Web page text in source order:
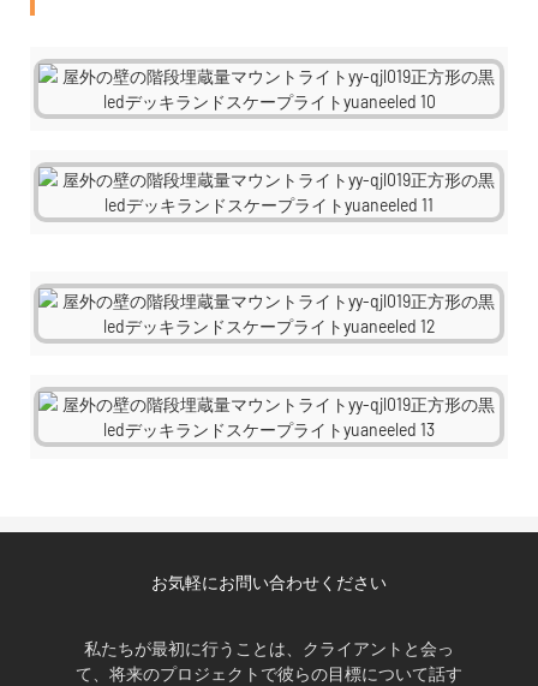
お気軽にお問い合わせください
私たちが最初に行うことは、クライアントと会っ
て、将来のプロジェクトで彼らの目標について話す